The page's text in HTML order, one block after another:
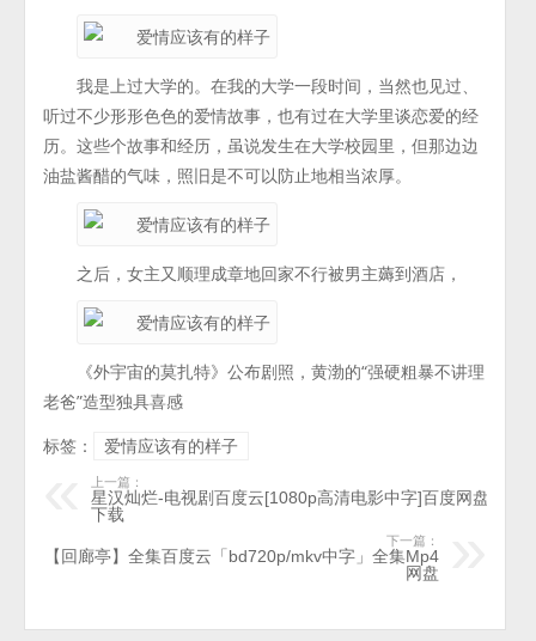
我是上过大学的。在我的大学一段时间，当然也见过、
听过不少形形色色的爱情故事，也有过在大学里谈恋爱的经
历。这些个故事和经历，虽说发生在大学校园里，但那边边
油盐酱醋的气味，照旧是不可以防止地相当浓厚。
之后，女主又顺理成章地回家不行被男主薅到酒店，
《外宇宙的莫扎特》公布剧照，黄渤的“强硬粗暴不讲理
老爸”造型独具喜感
标签：
爱情应该有的样子
上一篇：
星汉灿烂-电视剧百度云[1080p高清电影中字]百度网盘
下载
下一篇：
【回廊亭】全集百度云「bd720p/mkv中字」全集Mp4
网盘